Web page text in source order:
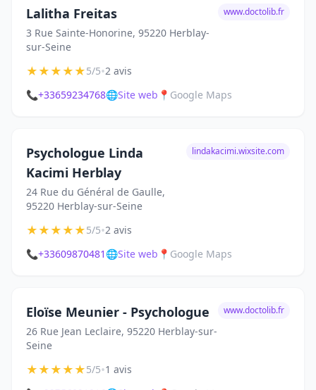
Lalitha Freitas
3 Rue Sainte-Honorine, 95220 Herblay-
sur-Seine
www.doctolib.fr
★★★★★5/5•2 avis
📞+33659234768🌐Site web 📍 Google Maps
Psychologue Linda
Kacimi Herblay
24 Rue du Général de Gaulle,
95220 Herblay-sur-Seine
lindakacimi.wixsite.com
★★★★★5/5•2 avis
📞+33609870481 🌐Site web 📍 Google Maps
Eloïse Meunier - Psychologue
26 Rue Jean Leclaire, 95220 Herblay-sur-
Seine
www.doctolib.fr
★★★★★5/5•1 avis